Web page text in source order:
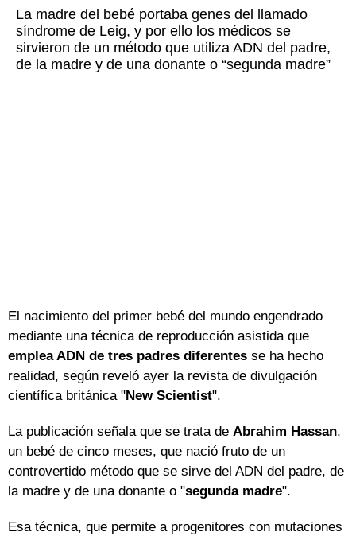
La madre del bebé portaba genes del llamado
síndrome de Leig, y por ello los médicos se
sirvieron de un método que utiliza ADN del padre,
de la madre y de una donante o “segunda madre”
El nacimiento del primer bebé del mundo engendrado
mediante una técnica de reproducción asistida que
emplea ADN de tres padres diferentes se ha hecho
realidad, según reveló ayer la revista de divulgación
científica británica "New Scientist".
La publicación señala que se trata de Abrahim Hassan,
un bebé de cinco meses, que nació fruto de un
controvertido método que se sirve del ADN del padre, de
la madre y de una donante o "segunda madre".
Esa técnica, que permite a progenitores con mutaciones